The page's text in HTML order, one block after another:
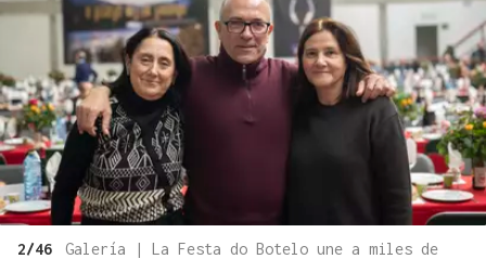
2/46
Galería | La Festa do Botelo une a miles de